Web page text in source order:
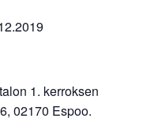
1. kerroksen
02170 Espoo.